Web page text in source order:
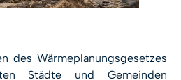
des Wärmeplanungsgesetzes
Städte und Gemeinden